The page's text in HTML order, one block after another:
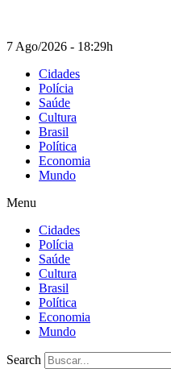
7 Ago/2026 - 18:29h
Cidades
Polícia
Saúde
Cultura
Brasil
Política
Economia
Mundo
Menu
Cidades
Polícia
Saúde
Cultura
Brasil
Política
Economia
Mundo
Search